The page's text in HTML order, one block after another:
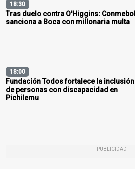
18:30
Tras duelo contra O'Higgins: Conmebol
sanciona a Boca con millonaria multa
18:00
Fundación Todos fortalece la inclusión
de personas con discapacidad en
Pichilemu
PUBLICIDAD